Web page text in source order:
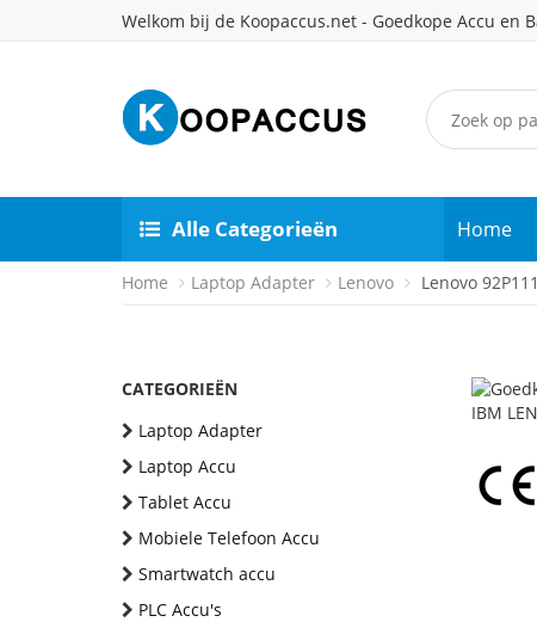
Welkom bij de Koopaccus.net - Goedkope Accu en
Alle Categorieën Home
Home Laptop Adapter Lenovo Lenovo
CATEGORIEËN
Laptop Adapter
Laptop Accu
Tablet Accu
Mobiele Telefoon Accu
Smartwatch accu
PLC Accu's